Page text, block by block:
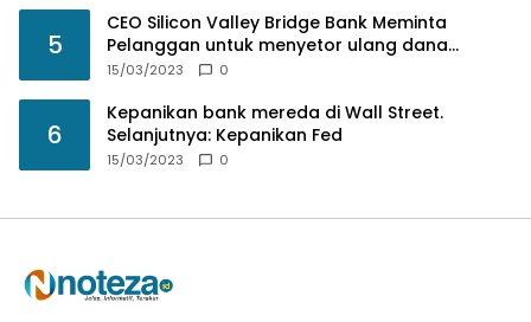
5
CEO Silicon Valley Bridge Bank Meminta
Pelanggan untuk menyetor ulang dana
Mereka
15/03/2023 0
6
Kepanikan bank mereda di Wall Street.
Selanjutnya: Kepanikan Fed
15/03/2023 0